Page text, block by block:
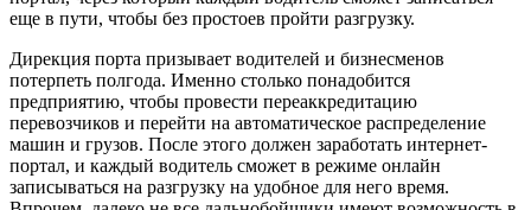
еще в пути, чтобы без простоев пройти разгрузку.
Дирекция порта призывает водителей и бизнесменов
потерпеть полгода. Именно столько понадобится
предприятию, чтобы провести переаккредитацию
перевозчиков и перейти на автоматическое распределение
машин и грузов. После этого должен заработать интернет-
портал, и каждый водитель сможет в режиме онлайн
записываться на разгрузку на удобное для него время.